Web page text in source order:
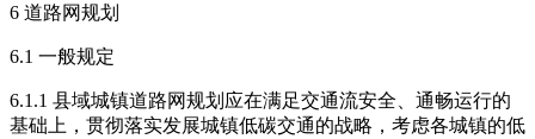
6 道路网规划
6.1 一般规定
6.1.1 县域城镇道路网规划应在满足交通流安全、通畅运行的
基础上，贯彻落实发展城镇低碳交通的战略，考虑各城镇的低